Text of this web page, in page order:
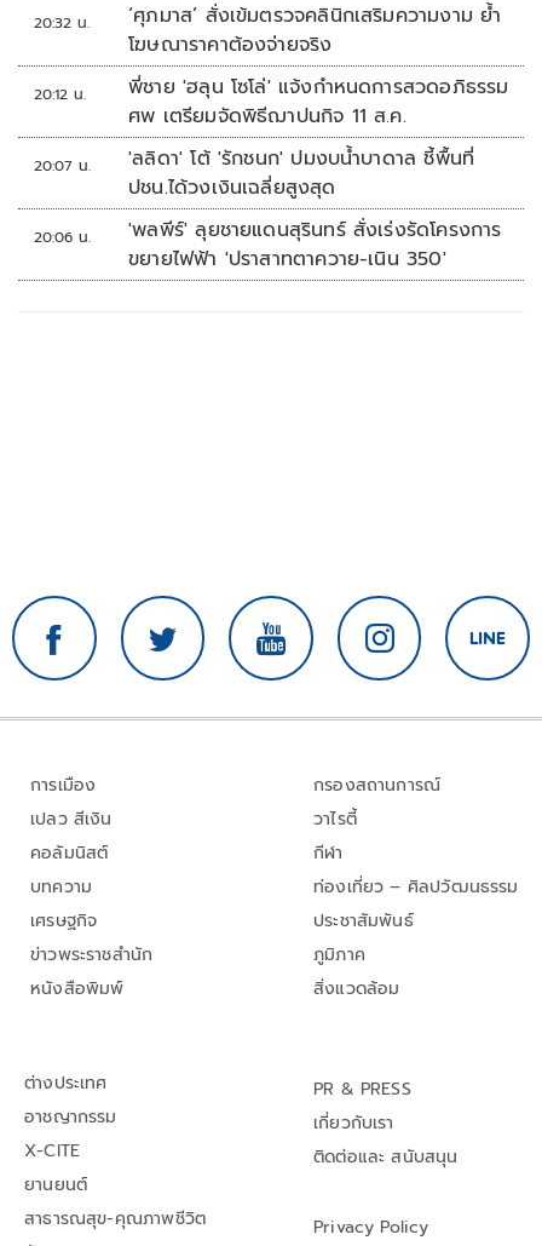
20:32 น.
‘ศุภมาส’ สั่งเข้มตรวจคลินิกเสริมความงาม ย้ำ
โฆษณาราคาต้องจ่ายจริง
20:12 น.
พี่ชาย 'ฮลุน โซโล่' แจ้งกำหนดการสวดอภิธรรม
ศพ เตรียมจัดพิธีฌาปนกิจ 11 ส.ค.
20:07 น.
'ลลิดา' โต้ 'รักชนก' ปมงบน้ำบาดาล ชี้พื้นที่
ปชน.ได้วงเงินเฉลี่ยสูงสุด
20:06 น.
'พลพีร์' ลุยชายแดนสุรินทร์ สั่งเร่งรัดโครงการ
ขยายไฟฟ้า 'ปราสาทตาควาย-เนิน 350'
การเมือง
เปลว สีเงิน
คอลัมนิสต์
บทความ
เศรษฐกิจ
ข่าวพระราชสำนัก
หนังสือพิมพ์
กรองสถานการณ์
วาไรตี้
กีฬา
ท่องเที่ยว – ศิลปวัฒนธรรม
ประชาสัมพันธ์
ภูมิภาค
สิ่งแวดล้อม
ต่างประเทศ
อาชญากรรม
X-CITE
ยานยนต์
สาธารณสุข-คุณภาพชีวิต
PR & PRESS
เกี่ยวกับเรา
ติดต่อและ สนับสนุน
Privacy Policy